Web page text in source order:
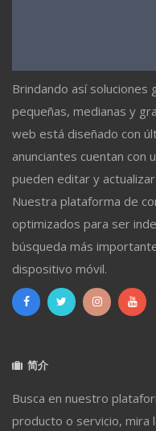
Brindando así soluciones
pequeñas, medianas y
web está diseñado con
anunciantes cuentan con
pueden editar y
Nuestra plataforma de
optimizados para ser
búsqueda más
dispositivo móvil.
简介
Busca en nuestro
producto o servicio, mira